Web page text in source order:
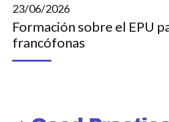
23/06/2026
Formación sobre el EPU
francófonas